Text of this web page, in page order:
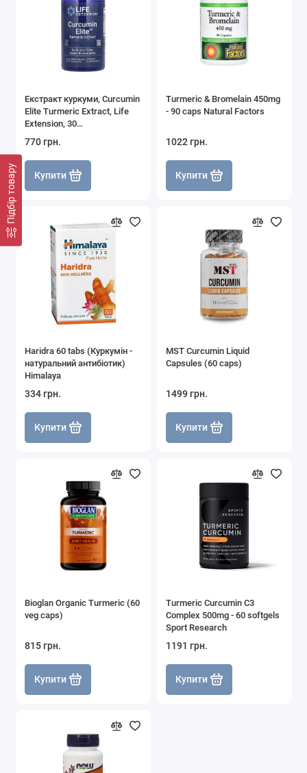
Підбір товару
Екстракт куркуми, Curcumin
Elite Turmeric Extract, Life
Extension, 30
770 грн.
Купити
Turmeric & Bromelain 450mg
- 90 caps Natural Factors
1022 грн.
Купити
Haridra 60 tabs (Куркумін -
натуральний антибіотик)
Himalaya
334 грн.
Купити
MST Curcumin Liquid
Capsules (60 caps)
1499 грн.
Купити
Bioglan Organic Turmeric (60
veg caps)
815 грн.
Купити
Turmeric Curcumin C3
Complex 500mg - 60 softgels
Sport Research
1191 грн.
Купити